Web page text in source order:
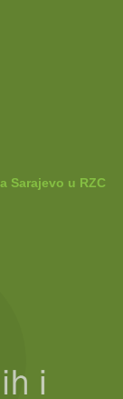
Sarajevo u RZC